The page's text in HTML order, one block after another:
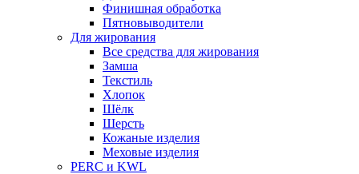
Финишная обработка
Пятновыводители
Для жирования
Все средства для жирования
Замша
Текстиль
Хлопок
Шёлк
Шерсть
Кожаные изделия
Меховые изделия
PERC и KWL